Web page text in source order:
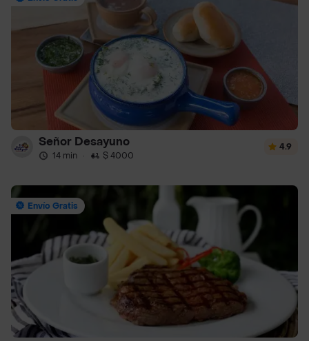
Señor Desayuno
14 min · $ 4000
4.9
Envío Gratis